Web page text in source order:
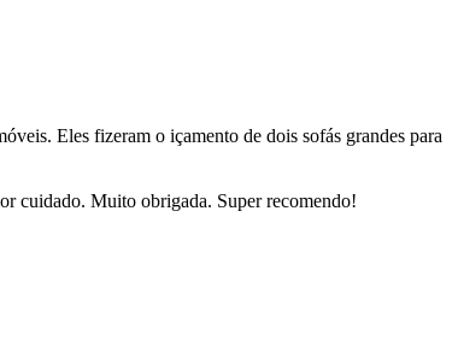
Eles fizeram o içamento de dois sofás grandes para
cuidado. Muito obrigada. Super recomendo!